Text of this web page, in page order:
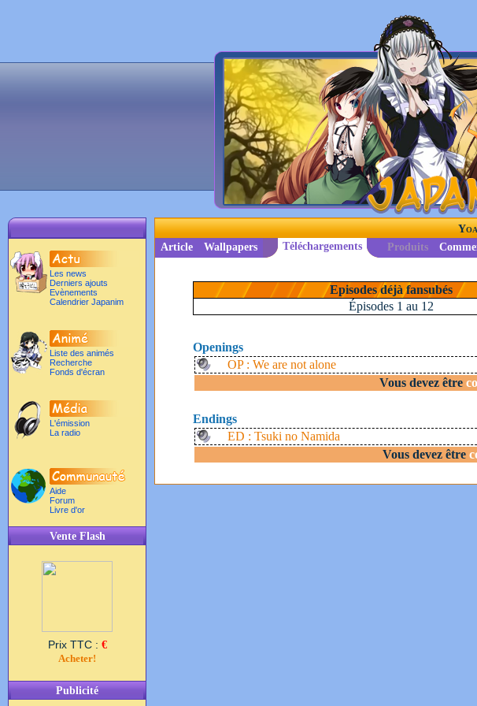
Les news
Derniers ajouts
Evènements
Calendrier Japanim
Liste des animés
Recherche
Fonds d'écran
L'émission
La radio
Aide
Forum
Livre d'or
Vente Flash
Prix TTC : €
Acheter!
Publicité
Article Wallpapers Téléchargements Produits
Episodes déjà fansubés
Épisodes 1 au 12
Openings
OP : We are not alone
Vous devez être
Endings
ED : Tsuki no Namida
Vous devez être